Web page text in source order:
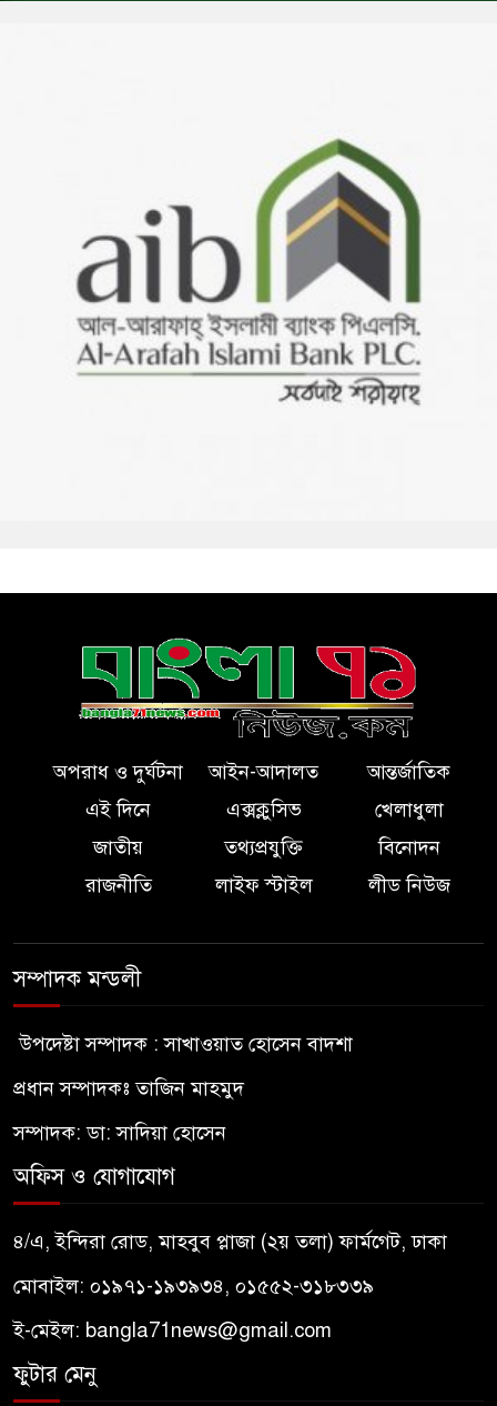
অপরাধ ও দুর্ঘটনা আইন-আদালত
আন্তর্জাতিক
এই দিনে
এক্সক্লুসিভ
খেলাধুলা
জাতীয়
তথ্যপ্রযুক্তি
বিনোদন
রাজনীতি
লাইফ স্টাইল লীড নিউজ
সম্পাদক মন্ডলী
উপদেষ্টা সম্পাদক : সাখাওয়াত হোসেন বাদশা
প্রধান সম্পাদকঃ তাজিন মাহমুদ
সম্পাদক: ডা: সাদিয়া হোসেন
অফিস ও যোগাযোগ
৪/এ, ইন্দিরা রোড, মাহবুব প্লাজা (২য় তলা) ফার্মগেট, ঢাকা
মোবাইল: ০১৯৭১-১৯৩৯৩৪, ০১৫৫২-৩১৮৩৩৯
ই-মেইল: bangla71news@gmail.com
ফুটার মেনু